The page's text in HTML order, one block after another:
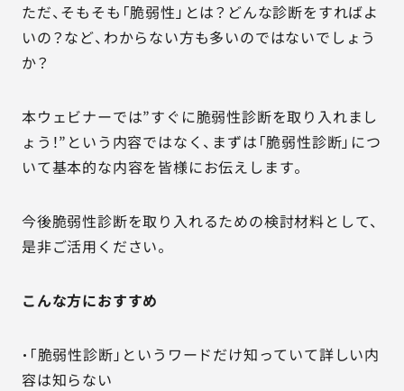
サービスお問い合わせ専用番号
03-6865-4864
ただ、そもそも「脆弱性」とは？どんな診断をすればよ
いの？など、わからない方も多いのではないでしょう
か？
本ウェビナーでは”すぐに脆弱性診断を取り入れまし
ょう！”という内容ではなく、まずは「脆弱性診断」につ
いて基本的な内容を皆様にお伝えします。
今後脆弱性診断を取り入れるための検討材料として、
是非ご活用ください。
こんな方におすすめ
・「脆弱性診断」というワードだけ知っていて詳しい内
容は知らない